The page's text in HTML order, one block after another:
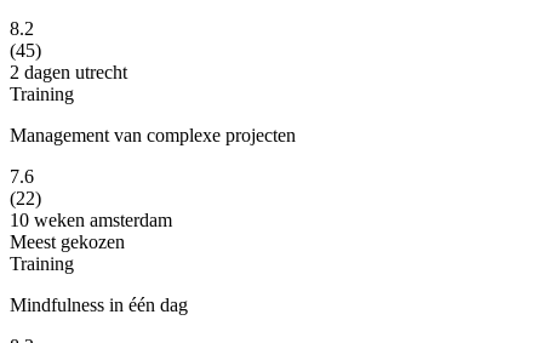
8.2
(45)
2 dagen utrecht
Training
Management van complexe projecten
7.6
(22)
10 weken amsterdam
Meest gekozen
Training
Mindfulness in één dag